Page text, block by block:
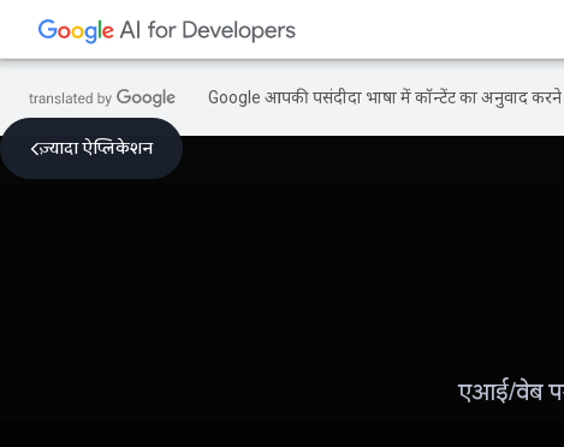
Google आपकी पसंदीदा भाषा में कॉन्टेंट का अनुवाद
ज़्यादा ऐप्लिकेशन
एआई/वेब